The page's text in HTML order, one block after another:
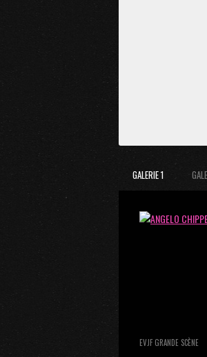
GALERIE 1
EVJF GRANDE SCÈNE